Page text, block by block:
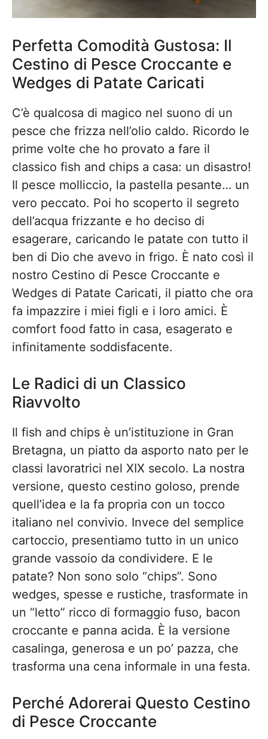
Perfetta Comodità Gustosa: Il
Cestino di Pesce Croccante e
Wedges di Patate Caricati
C’è qualcosa di magico nel suono di un
pesce che frizza nell’olio caldo. Ricordo le
prime volte che ho provato a fare il
classico fish and chips a casa: un disastro!
Il pesce molliccio, la pastella pesante… un
vero peccato. Poi ho scoperto il segreto
dell’acqua frizzante e ho deciso di
esagerare, caricando le patate con tutto il
ben di Dio che avevo in frigo. È nato così il
nostro Cestino di Pesce Croccante e
Wedges di Patate Caricati, il piatto che ora
fa impazzire i miei figli e i loro amici. È
comfort food fatto in casa, esagerato e
infinitamente soddisfacente.
Le Radici di un Classico
Riavvolto
Il fish and chips è un’istituzione in Gran
Bretagna, un piatto da asporto nato per le
classi lavoratrici nel XIX secolo. La nostra
versione, questo cestino goloso, prende
quell’idea e la fa propria con un tocco
italiano nel convivio. Invece del semplice
cartoccio, presentiamo tutto in un unico
grande vassoio da condividere. E le
patate? Non sono solo “chips”. Sono
wedges, spesse e rustiche, trasformate in
un “letto” ricco di formaggio fuso, bacon
croccante e panna acida. È la versione
casalinga, generosa e un po’ pazza, che
trasforma una cena informale in una festa.
Perché Adorerai Questo Cestino
di Pesce Croccante